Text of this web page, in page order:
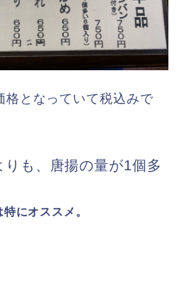
格となっていて税込みで
も、唐揚の量が1個多
にオススメ。